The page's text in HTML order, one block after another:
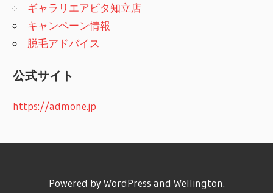
ギャラリエアピタ知立店
キャンペーン情報
脱毛アドバイス
公式サイト
https://admone.jp
Powered byWordPress and Wellington.